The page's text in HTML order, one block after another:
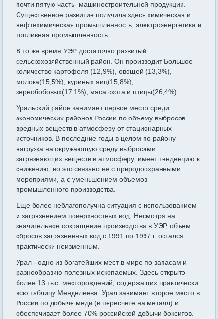
почти пятую часть- машиностроительной продукции.
Существенное развитие получила здесь химическая и
нефтехимическая промышленность, электроэнергетика и
топливная промышленность.
В то же время УЭР достаточно развитый
сельскохозяйственный район. Он производит Большое
количество картофеля (12,9%), овощей (13,3%),
молока(15,5%), куриных яиц(15,8%),
зернобобовых(17,1%), мяса скота и птицы(26,4%).
Уральский район занимает первое место среди
экономических районов России по объему выбросов
вредных веществ в атмосферу от стационарных
источников. В последние годы в целом по району
нагрузка на окружающую среду выбросами
загрязняющих веществ в атмосферу, имеет тенденцию к
снижению, но это связано не с природоохранными
мероприями, а с уменьшением объемов
промышленного производства.
Еще более неблагополучна ситуация с использованием
и загрязнением поверхностных вод. Несмотря на
значительное сокращение производства в УЭР, объем
сбросов загрязненных вод с 1991 по 1997 г. остался
практически неизменным.
Урал - одно из богатейших мест в мире по запасам и
разнообразию полезных ископаемых. Здесь открыто
более 13 тыс. месторождений, содержащих практически
всю таблицу Менделеева. Урал занимает второе место в
России по добыче меди (в пересчете на металл) и
обеспечивает более 70% российской добычи бокситов.